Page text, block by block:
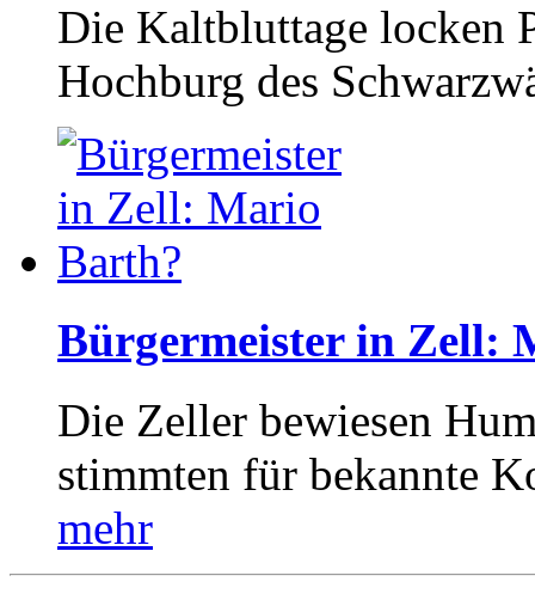
Die Kaltbluttage locken
Hochburg des
Bürgermeister in Zell:
Die Zeller bewiesen
stimmten für bekannte
mehr